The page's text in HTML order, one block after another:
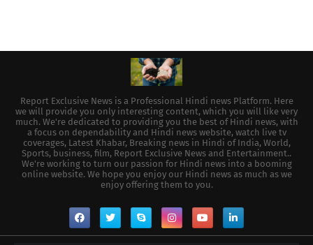
Report Exclusive News is a Professional Hindi news Platform. Here
we will provide you only interesting content, which you will like very
much. We're dedicated to providing you the best of Hindi news, with
a focus on dependability and Hindi news website, watch live tv
coverages, Latest Khabar, Breaking news in Hindi of India, World,
Sports, business, film, Report Exclusive News and Entertainment..
We're working to turn our passion for Hindi news into a booming
online website. We hope you enjoy our Hindi news as much as we
enjoy offering them to you.